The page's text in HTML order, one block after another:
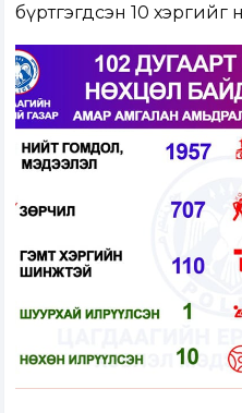
бүртгэгдсэн 10 хэргийг